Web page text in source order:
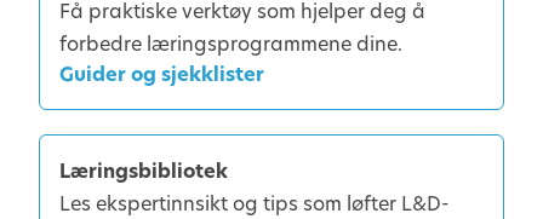
på kontinuerlig utvikling,
kompetansebygging og
karriereutvikling. Læring er en del av
utvikling, men utvikling går utover
enkeltstående læringsaktiviteter.
Få praktiske verktøy som hjelper deg å
forbedre læringsprogrammene dine.
Guider og sjekklister
Læringsbibliotek
Les ekspertinnsikt og tips som løfter L&D-